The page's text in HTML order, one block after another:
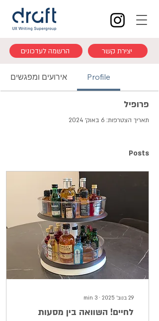
הרשמה לעדכונים יצירת קשר
אירועים ומפגשים Profile
פרופיל
תאריך הצטרפות: 6 באוק׳ 2024
Posts
29 בנוב׳ 2025 ∙
3
min
לחיים! השוואה בין מסעות